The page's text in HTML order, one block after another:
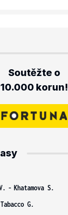
Soutěžte o
10.000 korun!
- Khatamova S.
Tabacco G.